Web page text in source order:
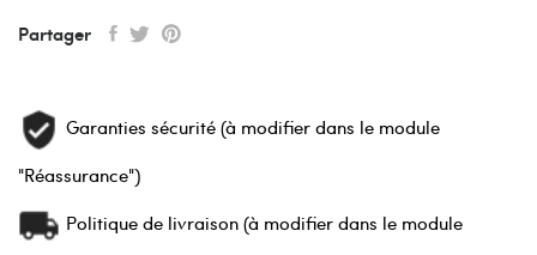
Partager
Garanties sécurité (à modifier dans le module
"Réassurance")
Politique de livraison (à modifier dans le module